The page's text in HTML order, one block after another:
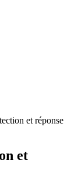
et réponse
et